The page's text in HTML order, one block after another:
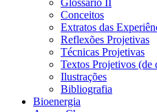
Glossário II
Conceitos
Extratos das
Reflexões Projetivas
Técnicas Projetivas
Textos Projetivos (de
Ilustrações
Bibliografia
Bioenergia